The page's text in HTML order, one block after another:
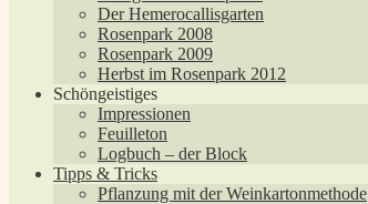
Der Hemerocallisgarten
Rosenpark 2008
Rosenpark 2009
Herbst im Rosenpark 2012
Schöngeistiges
Impressionen
Feuilleton
Logbuch – der Block
Tipps & Tricks
Pflanzung mit der Weinkartonmethode